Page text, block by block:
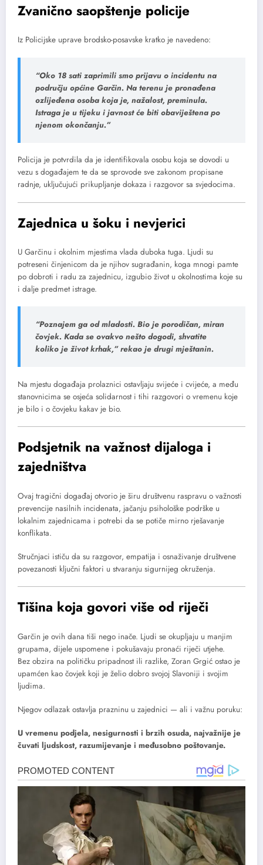
Zvanično saopštenje policije
Iz Policijske uprave brodsko-posavske kratko je navedeno:
“Oko 18 sati zaprimili smo prijavu o incidentu na
području općine Garčin. Na terenu je pronađena
ozlijeđena osoba koja je, nažalost, preminula.
Istraga je u tijeku i javnost će biti obaviještena po
njenom okončanju.”
Policija je potvrdila da je identifikovala osobu koja se dovodi u
vezu s događajem te da se sprovode sve zakonom propisane
radnje, uključujući prikupljanje dokaza i razgovor sa svjedocima.
Zajednica u šoku i nevjerici
U Garčinu i okolnim mjestima vlada duboka tuga. Ljudi su
potreseni činjenicom da je njihov sugrađanin, koga mnogi pamte
po dobroti i radu za zajednicu, izgubio život u okolnostima koje su
i dalje predmet istrage.
“Poznajem ga od mladosti. Bio je porodičan, miran
čovjek. Kada se ovakvo nešto dogodi, shvatite
koliko je život krhak,” rekao je drugi mještanin.
Na mjestu događaja prolaznici ostavljaju svijeće i cvijeće, a među
stanovnicima se osjeća solidarnost i tihi razgovori o vremenu koje
je bilo i o čovjeku kakav je bio.
Podsjetnik na važnost dijaloga i
zajedništva
Ovaj tragični događaj otvorio je širu društvenu raspravu o važnosti
prevencije nasilnih incidenata, jačanju psihološke podrške u
lokalnim zajednicama i potrebi da se potiče mirno rješavanje
konflikata.
Stručnjaci ističu da su razgovor, empatija i osnaživanje društvene
povezanosti ključni faktori u stvaranju sigurnijeg okruženja.
Tišina koja govori više od riječi
Garčin je ovih dana tiši nego inače. Ljudi se okupljaju u manjim
grupama, dijele uspomene i pokušavaju pronaći riječi utjehe.
Bez obzira na političku pripadnost ili razlike, Zoran Grgić ostao je
upamćen kao čovjek koji je želio dobro svojoj Slavoniji i svojim
ljudima.
Njegov odlazak ostavlja prazninu u zajednici — ali i važnu poruku:
U vremenu podjela, nesigurnosti i brzih osuda, najvažnije je
čuvati ljudskost, razumijevanje i međusobno poštovanje.